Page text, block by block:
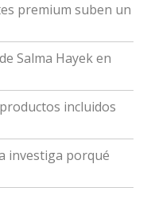
premium suben un
Salma Hayek en
incluidos
investiga porqué